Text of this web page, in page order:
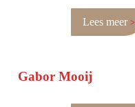
Lees meer
Gabor Mooij